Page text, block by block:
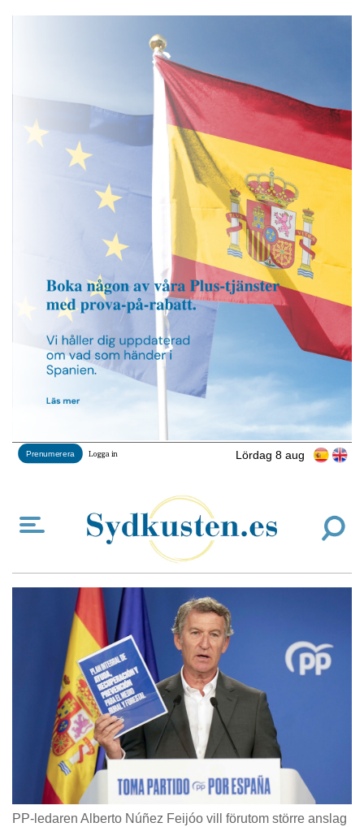
Lördag 8 aug
Prenumerera Logga in
PP-ledaren Alberto Núñez Feijóo vill förutom större anslag